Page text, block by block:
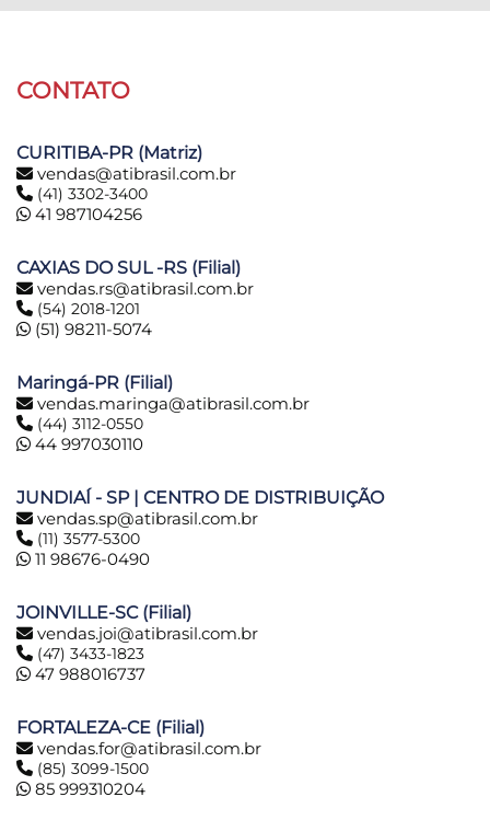
CONTATO
CURITIBA-PR (Matriz)
vendas@atibrasil.com.br
(41) 3302-3400
41 987104256
CAXIAS DO SUL -RS (Filial)
vendas.rs@atibrasil.com.br
(54) 2018-1201
(51) 98211-5074
Maringá-PR (Filial)
vendas.maringa@atibrasil.com.br
(44) 3112-0550
44 997030110
JUNDIAÍ - SP | CENTRO DE DISTRIBUIÇÃO
vendas.sp@atibrasil.com.br
(11) 3577-5300
11 98676-0490
JOINVILLE-SC (Filial)
vendas.joi@atibrasil.com.br
(47) 3433-1823
47 988016737
FORTALEZA-CE (Filial)
vendas.for@atibrasil.com.br
(85) 3099-1500
85 999310204